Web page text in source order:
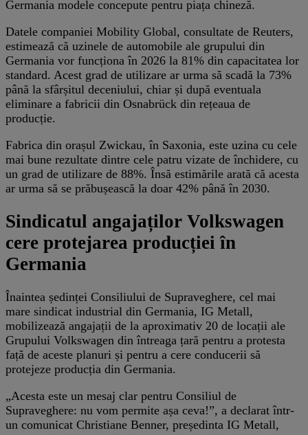
Germania modele concepute pentru piața chineză.
Datele companiei Mobility Global, consultate de Reuters,
estimează că uzinele de automobile ale grupului din
Germania vor funcționa în 2026 la 81% din capacitatea lor
standard. Acest grad de utilizare ar urma să scadă la 73%
până la sfârșitul deceniului, chiar și după eventuala
eliminare a fabricii din Osnabrück din rețeaua de
producție.
Fabrica din orașul Zwickau, în Saxonia, este uzina cu cele
mai bune rezultate dintre cele patru vizate de închidere, cu
un grad de utilizare de 88%. Însă estimările arată că acesta
ar urma să se prăbușească la doar 42% până în 2030.
Sindicatul angajaților Volkswagen
cere protejarea producției în
Germania
Înaintea ședinței Consiliului de Supraveghere, cel mai
mare sindicat industrial din Germania, IG Metall,
mobilizează angajații de la aproximativ 20 de locații ale
Grupului Volkswagen din întreaga țară pentru a protesta
față de aceste planuri și pentru a cere conducerii să
protejeze producția din Germania.
„Acesta este un mesaj clar pentru Consiliul de
Supraveghere: nu vom permite așa ceva!”, a declarat într-
un comunicat Christiane Benner, președinta IG Metall,